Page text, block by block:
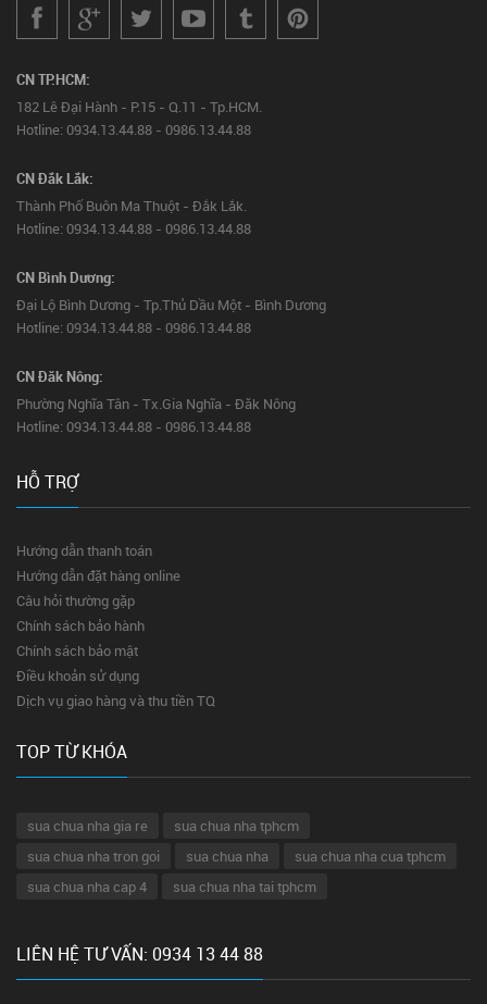
CN TP.HCM:
182 Lê Đại Hành - P.15 - Q.11 - Tp.HCM.
Hotline: 0934.13.44.88 - 0986.13.44.88
CN Đắk Lắk:
Thành Phố Buôn Ma Thuột - Đắk Lắk.
Hotline: 0934.13.44.88 - 0986.13.44.88
CN Bình Dương:
Đại Lộ Bình Dương - Tp.Thủ Dầu Một - Bình Dương
Hotline: 0934.13.44.88 - 0986.13.44.88
CN Đăk Nông:
Phường Nghĩa Tân - Tx.Gia Nghĩa - Đăk Nông
Hotline: 0934.13.44.88 - 0986.13.44.88
HỖ TRỢ
Hướng dẫn thanh toán
Hướng dẫn đặt hàng online
Câu hỏi thường gặp
Chính sách bảo hành
Chính sách bảo mật
Điều khoản sử dụng
Dịch vụ giao hàng và thu tiền TQ
TOP TỪ KHÓA
sua chua nha gia re
sua chua nha tphcm
sua chua nha tron goi
sua chua nha
sua chua nha cua tphcm
sua chua nha cap 4
sua chua nha tai tphcm
LIÊN HỆ TƯ VẤN: 0934 13 44 88